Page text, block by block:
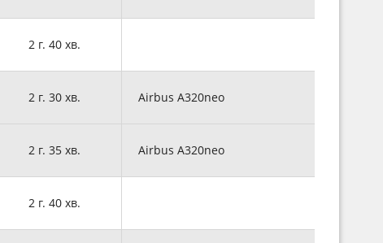
2 г. 40 хв.
2 г. 30 хв. Airbus A320neo
2 г. 35 хв. Airbus A320neo
2 г. 40 хв.